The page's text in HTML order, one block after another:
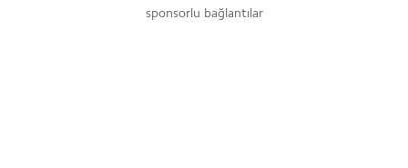
sponsorlu bağlantılar